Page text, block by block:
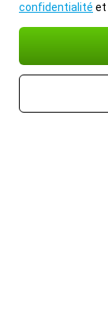
confidentialité et